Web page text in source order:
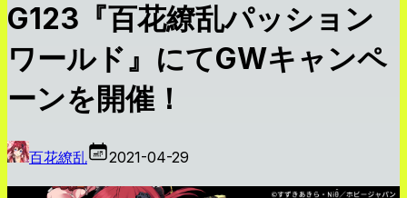
G123『百花繚乱パッション
ワールド』にてGWキャンペ
ーンを開催！
百花繚乱 2021-04-29